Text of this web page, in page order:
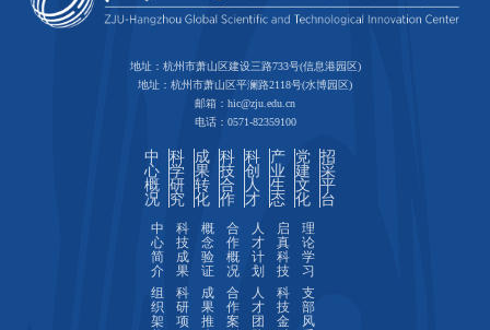
地址：杭州市萧山区建设三路733号(信息港园区)
地址：杭州市萧山区平澜路2118号(水博园区)
邮箱：hic@zju.edu.cn
电话：0571-82359100
中
心
概
况
中
心
简
介
组
织
架
科
学
研
究
科
技
成
果
科
研
项
成
果
转
化
概
念
验
证
成
果
推
科
技
合
作
合
作
概
况
合
作
案
科
创
人
才
人
才
计
划
人
才
团
产
业
生
态
启
真
科
技
科
技
金
党
建
文
化
理
论
学
习
支
部
风
招
采
平
台